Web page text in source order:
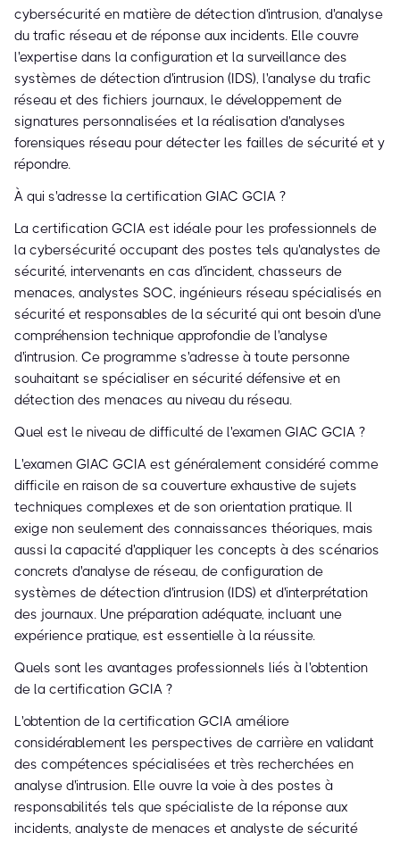
cybersécurité en matière de détection d'intrusion, d'analyse
du trafic réseau et de réponse aux incidents. Elle couvre
l'expertise dans la configuration et la surveillance des
systèmes de détection d'intrusion (IDS), l'analyse du trafic
réseau et des fichiers journaux, le développement de
signatures personnalisées et la réalisation d'analyses
forensiques réseau pour détecter les failles de sécurité et y
répondre.
À qui s'adresse la certification GIAC GCIA ?
La certification GCIA est idéale pour les professionnels de
la cybersécurité occupant des postes tels qu'analystes de
sécurité, intervenants en cas d'incident, chasseurs de
menaces, analystes SOC, ingénieurs réseau spécialisés en
sécurité et responsables de la sécurité qui ont besoin d'une
compréhension technique approfondie de l'analyse
d'intrusion. Ce programme s'adresse à toute personne
souhaitant se spécialiser en sécurité défensive et en
détection des menaces au niveau du réseau.
Quel est le niveau de difficulté de l'examen GIAC GCIA ?
L'examen GIAC GCIA est généralement considéré comme
difficile en raison de sa couverture exhaustive de sujets
techniques complexes et de son orientation pratique. Il
exige non seulement des connaissances théoriques, mais
aussi la capacité d'appliquer les concepts à des scénarios
concrets d'analyse de réseau, de configuration de
systèmes de détection d'intrusion (IDS) et d'interprétation
des journaux. Une préparation adéquate, incluant une
expérience pratique, est essentielle à la réussite.
Quels sont les avantages professionnels liés à l'obtention
de la certification GCIA ?
L'obtention de la certification GCIA améliore
considérablement les perspectives de carrière en validant
des compétences spécialisées et très recherchées en
analyse d'intrusion. Elle ouvre la voie à des postes à
responsabilités tels que spécialiste de la réponse aux
incidents, analyste de menaces et analyste de sécurité